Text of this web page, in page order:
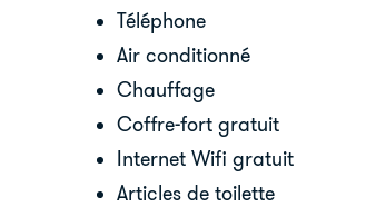
Téléphone
Air conditionné
Chauffage
Coffre-fort gratuit
Internet Wifi gratuit
Articles de toilette